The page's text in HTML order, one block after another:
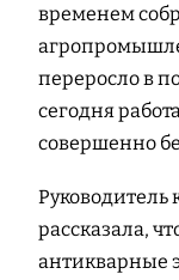
временем
переросло в
сегодня
совершенно
Руководитель
рассказала,
антикварные